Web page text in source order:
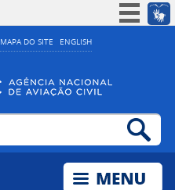
MAPA DO SITE ENGLISH
Simplifique!
Acesso à informação
Legislação